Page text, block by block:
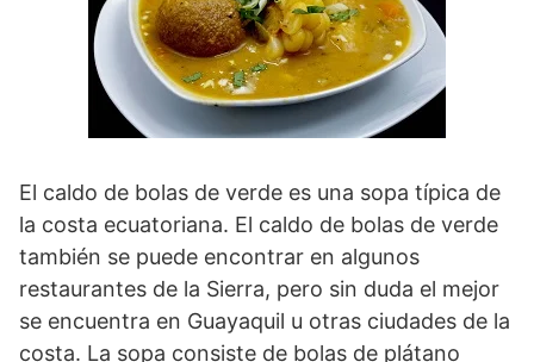
El caldo de bolas de verde es una sopa típica de
la costa ecuatoriana. El caldo de bolas de verde
también se puede encontrar en algunos
restaurantes de la Sierra, pero sin duda el mejor
se encuentra en Guayaquil u otras ciudades de la
costa. La sopa consiste de bolas de plátano